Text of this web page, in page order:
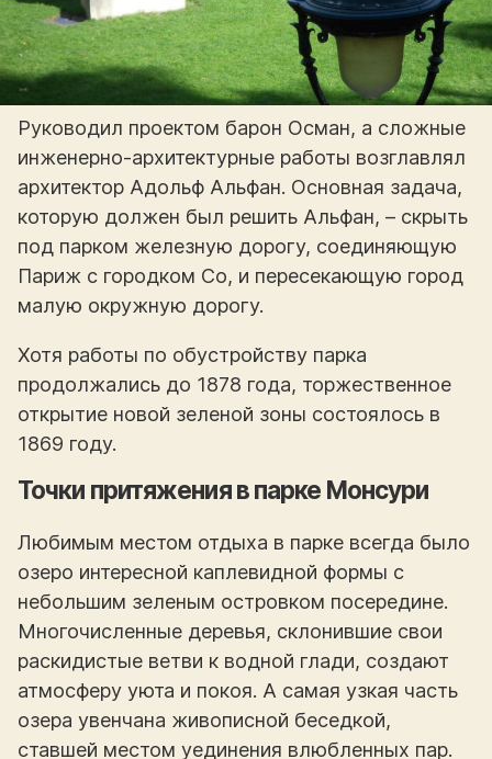
Руководил проектом барон Осман, а сложные
инженерно-архитектурные работы возглавлял
архитектор Адольф Альфан. Основная задача,
которую должен был решить Альфан, – скрыть
под парком железную дорогу, соединяющую
Париж с городком Со, и пересекающую город
малую окружную дорогу.
Хотя работы по обустройству парка
продолжались до 1878 года, торжественное
открытие новой зеленой зоны состоялось в
1869 году.
Точки притяжения в парке Монсури
Любимым местом отдыха в парке всегда было
озеро интересной каплевидной формы с
небольшим зеленым островком посередине.
Многочисленные деревья, склонившие свои
раскидистые ветви к водной глади, создают
атмосферу уюта и покоя. А самая узкая часть
озера увенчана живописной беседкой,
ставшей местом уединения влюбленных пар.